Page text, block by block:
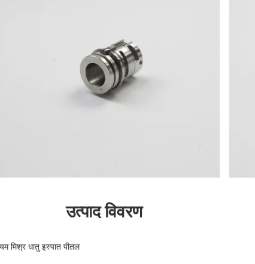
उत्पाद विवरण
मिश्र धातु इस्पात पीतल